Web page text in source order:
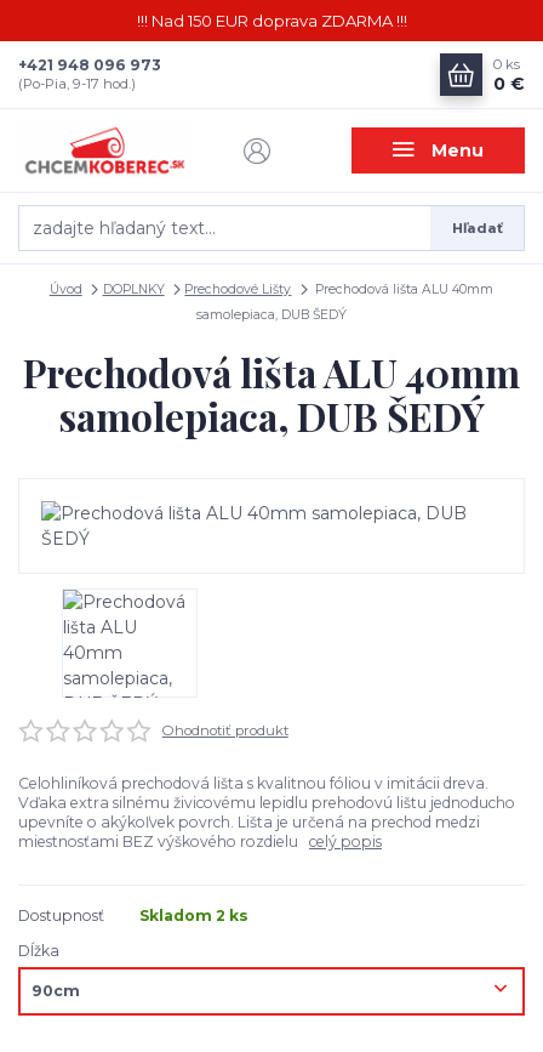
!!! Nad 150 EUR doprava ZDARMA !!!
Menu
Hľadať
+421 948 096 973
(Po-Pia, 9-17 hod.)
0 ks
0 €
Úvod DOPLNKY Prechodové Lišty
Prechodová lišta ALU 40mm
samolepiaca, DUB ŠEDÝ
Prechodová lišta ALU 40mm
samolepiaca, DUB ŠEDÝ
Ohodnotiť produkt
Celohliníková prechodová lišta s kvalitnou fóliou v imitácii dreva.
Vďaka extra silnému živicovému lepidlu prehodovú lištu jednoducho
upevníte o akýkoľvek povrch. Lišta je určená na prechod medzi
miestnosťami BEZ výškového rozdielu celý popis
Dostupnosť
Skladom 2 ks
Dĺžka